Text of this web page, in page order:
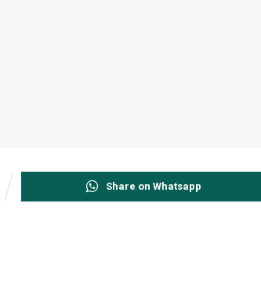
Share on Whatsapp